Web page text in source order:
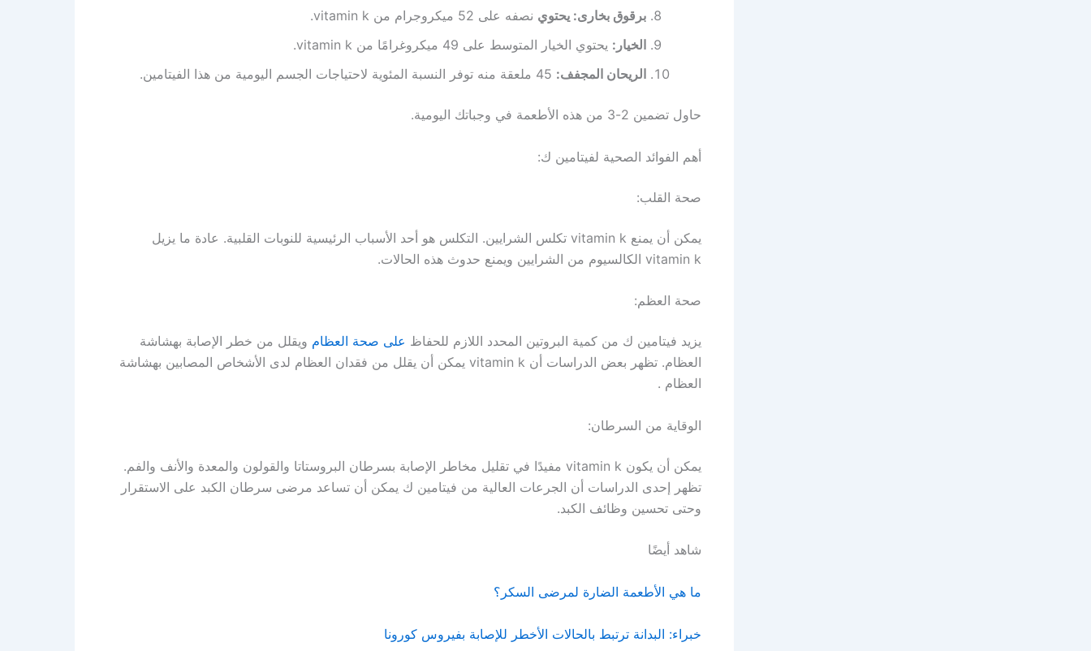
برقوق بخارى: يحتوي نصفه على 52 ميكروجرام من vitamin k.
الخيار: يحتوي الخيار المتوسط ​​على 49 ميكروغرامًا من vitamin k.
الريحان المجفف:
حاول تضمين 2-3 من هذه الأطعمة في وجباتك اليومية.
أهم الفوائد الصحية لفيتامين ك:
صحة القلب:
يمكن أن يمنع vitamin k تكلس الشرايين. التكلس هو أحد الأسباب الرئيسية للنوبات القلبية. عادة ما يزيل
vitamin k الكالسيوم من الشرايين ويمنع حدوث هذه الحالات.
صحة العظم:
يزيد فيتامين ك من كمية البروتين المحدد اللازم للحفاظ على صحة العظام ويقلل من خطر الإصابة بهشاشة
العظام. تظهر بعض الدراسات أن vitamin k يمكن أن يقلل من فقدان العظام لدى الأشخاص المصابين بهشاشة
العظام .
الوقاية من السرطان:
يمكن أن يكون vitamin k مفيدًا في تقليل مخاطر الإصابة بسرطان البروستاتا والقولون والمعدة والأنف والفم.
تظهر إحدى الدراسات أن الجرعات العالية من فيتامين ك يمكن أن تساعد مرضى سرطان الكبد على الاستقرار
وحتى تحسين وظائف الكبد.
شاهد أيضًا
ما هي الأطعمة الضارة لمرضى السكر؟
خبراء: البدانة ترتبط بالحالات الأخطر للإصابة بفيروس كورونا